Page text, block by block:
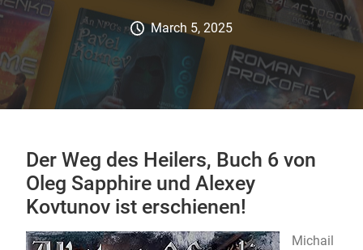
March 5, 2025
Der Weg des Heilers, Buch 6 von
Oleg Sapphire und Alexey
Kovtunov ist erschienen!
Michail